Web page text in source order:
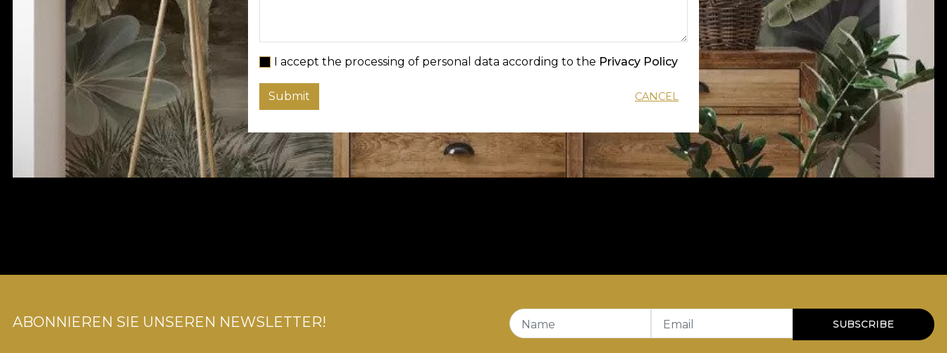
I accept the processing of personal data according to the Privacy Policy
Submit CANCEL
ABONNIEREN SIE UNSEREN NEWSLETTER! Name Email SUBSCRIBE